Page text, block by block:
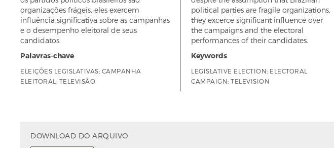
organizações frágeis, eles exercem
influência significativa sobre as campanhas
e o desempenho eleitoral de seus
candidatos.
Palavras-chave
ELEIÇÕES LEGISLATIVAS; CAMPANHA
ELEITORAL; TELEVISÃO
political parties are fragile organizations,
they excerce significant influence over
the campaigns and the electoral
performances of their candidates.
Keywords
LEGISLATIVE ELECTION; ELECTORAL
CAMPAIGN; TELEVISION
DOWNLOAD DO ARQUIVO